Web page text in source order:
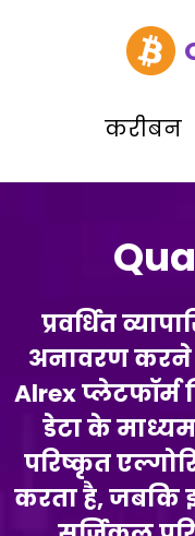
करीबन
प्रवर्धित
अनावरण करने
Alrex
डेटा के
परिष्कृत
करता है, जबकि